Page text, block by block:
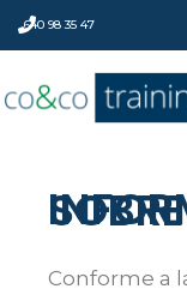
640 98 35 47
Conforme a